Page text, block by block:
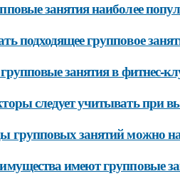
занятия наиболее
подходящее групповое
занятия в фитнес-
следует учитывать при
групповых занятий можно
имеют групповые